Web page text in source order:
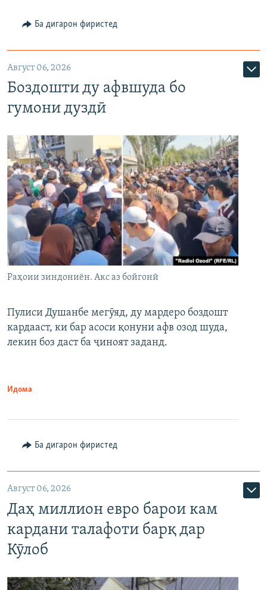
Ба дигарон фиристед
Август 06, 2026
Боздошти ду афвшуда бо
гумони дуздӣ
Раҳоии зиндониён. Акс аз бойгонӣ
Пулиси Душанбе мегӯяд, ду мардеро боздошт
кардааст, ки бар асоси қонуни афв озод шуда,
лекин боз даст ба ҷиноят заданд.
Идома
Ба дигарон фиристед
Август 06, 2026
Даҳ миллион евро барои кам
кардани талафоти барқ дар
Кӯлоб